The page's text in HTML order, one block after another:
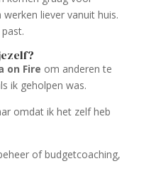
liever vanuit huis.
on Fire om anderen te
ik geholpen was.
omdat ik het zelf heb
of budgetcoaching,